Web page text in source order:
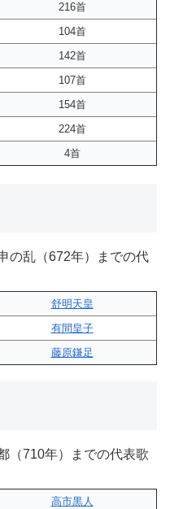
216首
104首
142首
107首
154首
224首
4首
の乱（672年）までの代
舒明天皇
有間皇子
藤原鎌足
（710年）までの代表歌
高市黒人